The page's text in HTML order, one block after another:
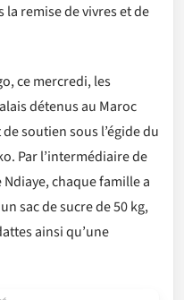
remise de vivres et de
ce mercredi, les
détenus au Maroc
soutien sous l’égide du
Par l’intermédiaire de
chaque famille a
sac de sucre de 50 kg,
ainsi qu’une